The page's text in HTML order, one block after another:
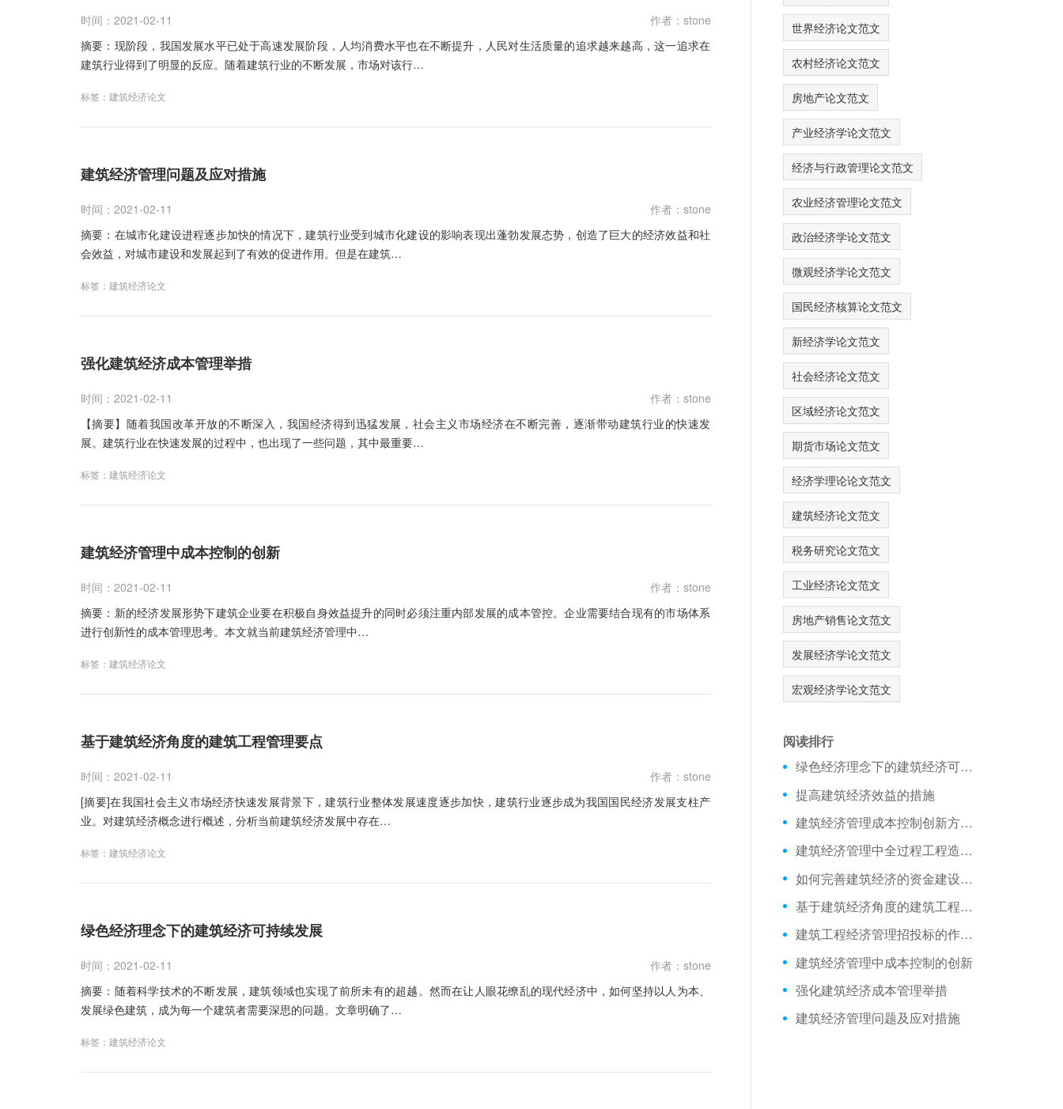
时间：2021-02-11
作者：stone
摘要：现阶段，我国发展水平已处于高速发展阶段，人均消费水平也在不断提升，人民对生活质量的追求越来越高，这一追求在
建筑行业得到了明显的反应。随着建筑行业的不断发展，市场对该行…
标签： 建筑经济论文
建筑经济管理问题及应对措施
时间：2021-02-11
作者：stone
摘要：在城市化建设进程逐步加快的情况下，建筑行业受到城市化建设的影响表现出蓬勃发展态势，创造了巨大的经济效益和社
会效益，对城市建设和发展起到了有效的促进作用。但是在建筑…
标签： 建筑经济论文
强化建筑经济成本管理举措
时间：2021-02-11
作者：stone
【摘要】随着我国改革开放的不断深入，我国经济得到迅猛发展，社会主义市场经济在不断完善，逐渐带动建筑行业的快速发
展。建筑行业在快速发展的过程中，也出现了一些问题，其中最重要…
标签： 建筑经济论文
建筑经济管理中成本控制的创新
时间：2021-02-11
作者：stone
摘要：新的经济发展形势下建筑企业要在积极自身效益提升的同时必须注重内部发展的成本管控。企业需要结合现有的市场体系
进行创新性的成本管理思考。本文就当前建筑经济管理中…
标签： 建筑经济论文
基于建筑经济角度的建筑工程管理要点
时间：2021-02-11
作者：stone
[摘要]在我国社会主义市场经济快速发展背景下，建筑行业整体发展速度逐步加快，建筑行业逐步成为我国国民经济发展支柱产
业。对建筑经济概念进行概述，分析当前建筑经济发展中存在…
标签： 建筑经济论文
绿色经济理念下的建筑经济可持续发展
时间：2021-02-11
作者：stone
摘要：随着科学技术的不断发展，建筑领域也实现了前所未有的超越。然而在让人眼花缭乱的现代经济中，如何坚持以人为本、
发展绿色建筑，成为每一个建筑者需要深思的问题。文章明确了…
标签： 建筑经济论文
世界经济论文范文
农村经济论文范文
房地产论文范文
产业经济学论文范文
经济与行政管理论文范文
农业经济管理论文范文
政治经济学论文范文
微观经济学论文范文
国民经济核算论文范文
新经济学论文范文
社会经济论文范文
区域经济论文范文
期货市场论文范文
经济学理论论文范文
建筑经济论文范文
税务研究论文范文
工业经济论文范文
房地产销售论文范文
发展经济学论文范文
宏观经济学论文范文
阅读排行
绿色经济理念下的建筑经济可持续发展
提高建筑经济效益的措施
建筑经济管理成本控制创新方式探析
建筑经济管理中全过程工程造价的价值
如何完善建筑经济的资金建设时效性
基于建筑经济角度的建筑工程管理要点
建筑工程经济管理招投标的作用实践
建筑经济管理中成本控制的创新
强化建筑经济成本管理举措
建筑经济管理问题及应对措施